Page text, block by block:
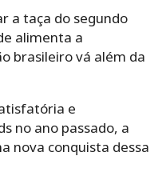
a taça do segundo
alimenta a
brasileiro vá além da
e
no ano passado, a
nova conquista dessa